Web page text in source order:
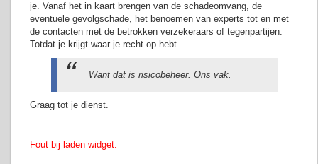
je. Vanaf het in kaart brengen van de schadeomvang, de
eventuele gevolgschade, het benoemen van experts tot en met
de contacten met de betrokken verzekeraars of tegenpartijen.
Totdat je krijgt waar je recht op hebt
Want dat is risicobeheer. Ons vak.
Graag tot je dienst.
Fout bij laden widget.